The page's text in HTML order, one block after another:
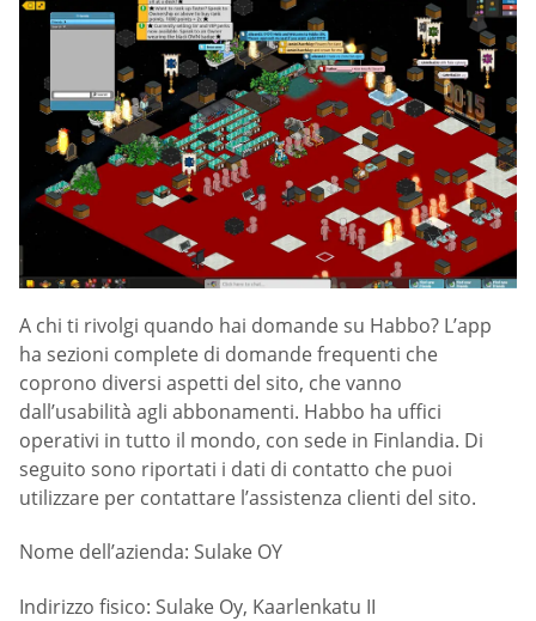
A chi ti rivolgi quando hai domande su Habbo? L’app
ha sezioni complete di domande frequenti che
coprono diversi aspetti del sito, che vanno
dall’usabilità agli abbonamenti. Habbo ha uffici
operativi in tutto il mondo, con sede in Finlandia. Di
seguito sono riportati i dati di contatto che puoi
utilizzare per contattare l’assistenza clienti del sito.
Nome dell’azienda: Sulake OY
Indirizzo fisico: Sulake Oy, Kaarlenkatu II